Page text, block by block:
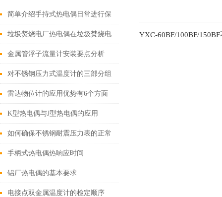
简单介绍手持式热电偶日常进行保
养的方法
垃圾焚烧电厂热电偶在垃圾焚烧电
厂中的作用与发展前景
金属管浮子流量计安装要点分析
对不锈钢压力式温度计的三部分组
成介绍
雷达物位计的应用优势有6个方面
K型热电偶与J型热电偶的应用
如何确保不锈钢耐震压力表的正常
工作
手柄式热电偶热响应时间
铝厂热电偶的基本要求
电接点双金属温度计的检定顺序
YXC-60BF/100BF/